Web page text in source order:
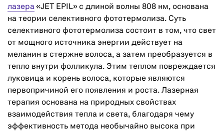
лазера«JET EPIL» с длиной волны 808 нм, основана
на теории селективного фототермолиза. Суть
селективного фототермолиза состоит в том, что свет
от мощного источника энергии действует на
меланин в стержне волоса, а затем преобразуется в
тепло внутри фолликула. Этим теплом повреждается
луковица и корень волоса, которые являются
первопричиной его появления и роста. Лазерная
терапия основана на природных свойствах
взаимодействия тепла и света, благодаря чему
эффективность метода необычайно высока при